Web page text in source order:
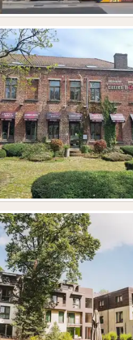
Vorheriges Bild
Vorheriges Bild